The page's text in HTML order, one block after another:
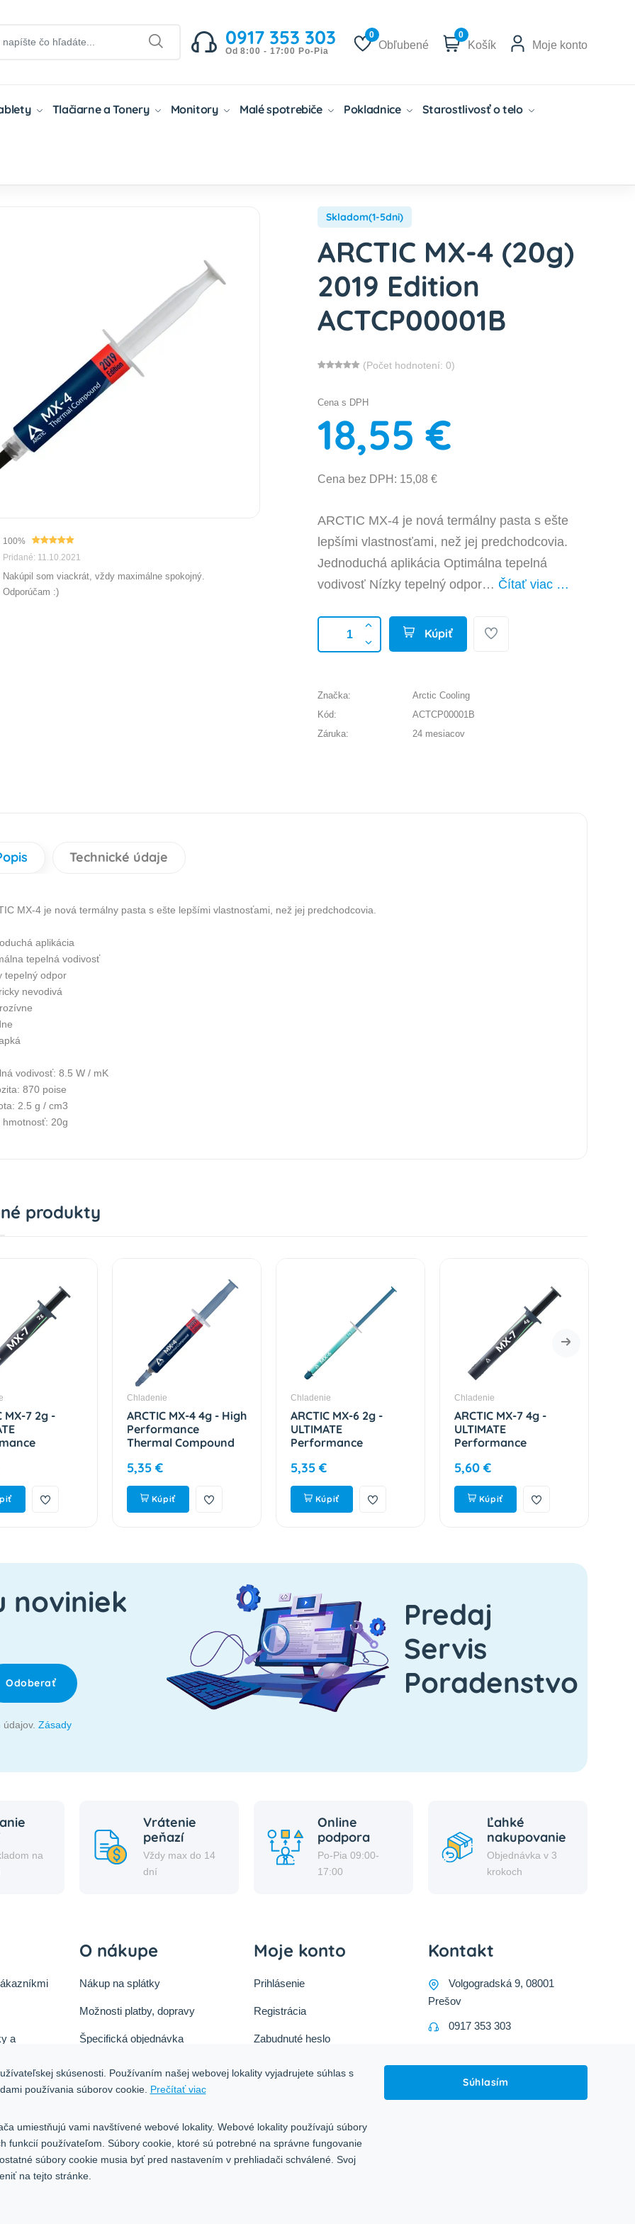
0917 353 303
Od 8:00 - 17:00 Po-Pia
0
Obľubené
0
Košík Moje konto
Tlačiarne a Tonery Monitory Malé spotrebiče Pokladnice Starostlivosť o telo
100%
Pridané: 11.10.2021
Nakúpil som viackrát, vždy maximálne spokojný.
Odporúčam :)
Skladom(1-5dni)
ARCTIC MX-4 (20g)
2019 Edition
ACTCP00001B
(Počet hodnotení: 0)
Cena s DPH
18,55 €
Cena bez DPH: 15,08 €
ARCTIC MX-4 je nová termálny pasta s ešte
lepšími vlastnosťami, než jej predchodcovia.
Jednoduchá aplikácia Optimálna tepelná
vodivosť Nízky tepelný odpor… Čítať viac …
Kúpiť
Značka:
Arctic Cooling
Kód:
ACTCP00001B
Záruka:
24 mesiacov
Technické údaje
MX-4 je nová termálny pasta s ešte lepšími vlastnosťami, než jej predchodcovia.
aplikácia
tepelná vodivosť
tepelný odpor
nevodivá
vodivosť: 8.5 W / mK
870 poise
2.5 g / cm3
hmotnosť: 20g
produkty
MX-7 2g -
Chladenie
ARCTIC MX-4 4g - High
Performance
Thermal Compound
5,35 €
Kúpiť
Chladenie
ARCTIC MX-6 2g -
ULTIMATE
Performance
ACTCP00079A
5,35 €
Kúpiť
Chladenie
ARCTIC MX-7 4g -
ULTIMATE
Performance
ACTCP00090A
5,60 €
Kúpiť
noviniek
Odoberať
Zásady
Predaj
Servis
Poradenstvo
na
Vrátenie
peňazí
Vždy max do 14
dní
Online
podpora
Po-Pia 09:00-
17:00
Ľahké
nakupovanie
Objednávka v 3
krokoch
a
O nákupe
Nákup na splátky
Možnosti platby, dopravy
Špecifická objednávka
Ochrana osobných údajov
Blog
Moje konto
Prihlásenie
Registrácia
Zabudnuté heslo
Kontakt
Volgogradská 9, 08001
Prešov
0917 353 303
skúsenosti. Používaním našej webovej lokality vyjadrujete súhlas s
používania súborov cookie. Prečítať viac
umiestňujú vami navštívené webové lokality. Webové lokality používajú súbory
funkcií používateľom. Súbory cookie, ktoré sú potrebné na správne fungovanie
súbory cookie musia byť pred nastavením v prehliadači schválené. Svoj
na tejto stránke.
Súhlasím